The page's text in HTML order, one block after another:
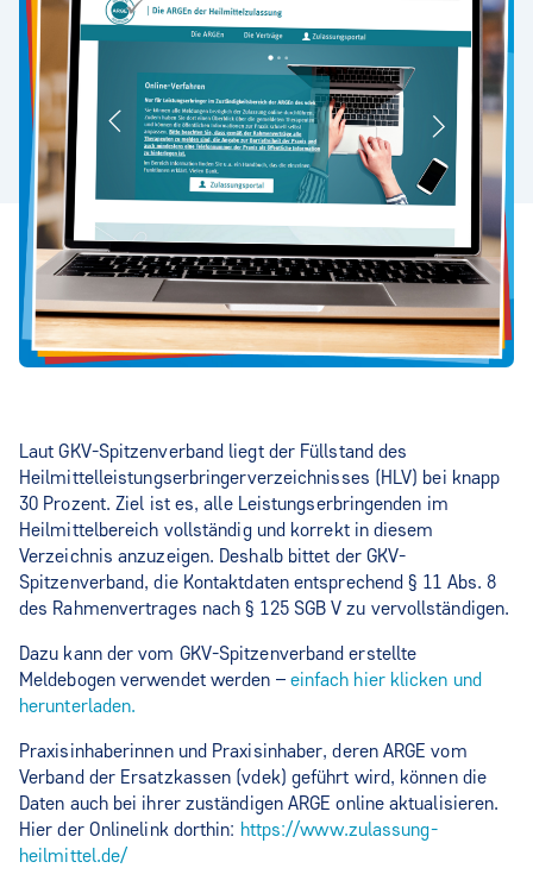
Laut GKV-Spitzenverband liegt der Füllstand des
Heilmittelleistungserbringerverzeichnisses (HLV) bei knapp
30 Prozent. Ziel ist es, alle Leistungserbringenden im
Heilmittelbereich vollständig und korrekt in diesem
Verzeichnis anzuzeigen. Deshalb bittet der GKV-
Spitzenverband, die Kontaktdaten entsprechend § 11 Abs. 8
des Rahmenvertrages nach § 125 SGB V zu vervollständigen.
Dazu kann der vom GKV-Spitzenverband erstellte
Meldebogen verwendet werden – einfach hier klicken und
herunterladen.
Praxisinhaberinnen und Praxisinhaber, deren ARGE vom
Verband der Ersatzkassen (vdek) geführt wird, können die
Daten auch bei ihrer zuständigen ARGE online aktualisieren.
Hier der Onlinelink dorthin: https://www.zulassung-
heilmittel.de/